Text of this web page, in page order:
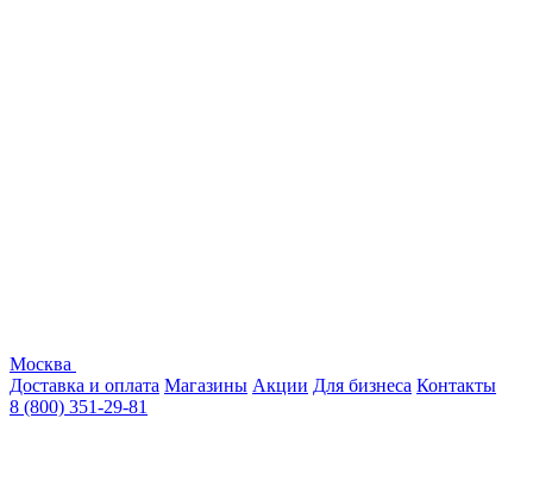
Москва
Доставка и оплата Магазины Акции Для бизнеса Контакты
8 (800) 351-29-81